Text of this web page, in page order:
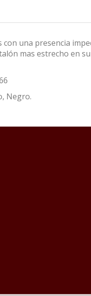
una presencia
mas estrecho en
Negro.